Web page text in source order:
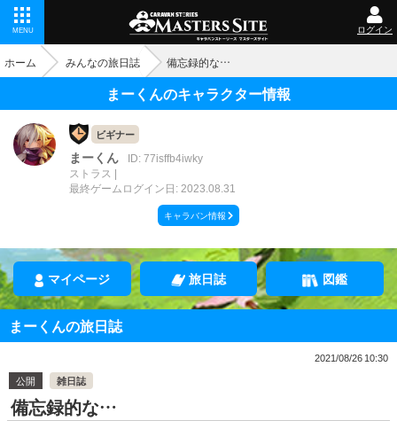
MENU ログイン
ホーム みんなの旅日誌 備忘録的な…
まーくんのキャラクター情報
ビギナー
まーくん
ID: 77isffb4iwky
ストラス
最終ゲームログイン日: 2023.08.31
キャラバン情報
マイページ 旅日誌 図鑑
まーくんの旅日誌
2021/08/26 10:30
公開
雑日誌
備忘録的な…